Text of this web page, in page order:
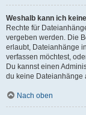
Weshalb kann ich
Rechte für
vergeben werden. Die
erlaubt, Dateianhänge
verfassen möchtest,
Du kannst einen
du keine Dateianhänge
Nach oben